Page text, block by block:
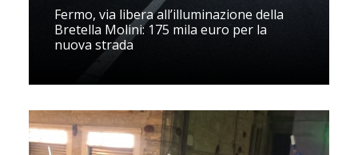
Fermo, via libera all’illuminazione della
Bretella Molini: 175 mila euro per la
nuova strada